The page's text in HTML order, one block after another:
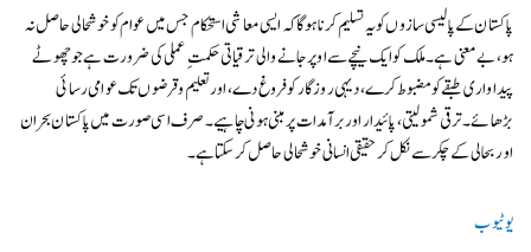
پاکستان کے پالیسی سازوں کو یہ تسلیم کرنا ہوگا کہ ایسی معاشی استحکام جس میں عوام کو خوشحالی حاصل نہ
ہو، بے معنی ہے۔ ملک کو ایک نیچے سے اوپر جانے والی ترقیاتی حکمتِ عملی کی ضرورت ہے جو چھوٹے
پیداواری طبقے کو مضبوط کرے، دیہی روزگار کو فروغ دے، اور تعلیم و قرضوں تک عوامی رسائی
بڑھائے۔ ترقی شمولیتی، پائیدار اور برآمدات پر مبنی ہونی چاہیے۔ صرف اسی صورت میں پاکستان بحران
اور بحالی کے چکر سے نکل کر حقیقی انسانی خوشحالی حاصل کر سکتا ہے۔
یوٹیوب